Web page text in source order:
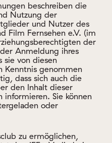
beschreiben die
und Nutzung der
und Nutzer des
Fernsehen e.V. (im
der
Anmeldung ihres
sie von diesen
Kenntnis genommen
dass sich auch die
den Inhalt dieser
Sie können
oder
zu ermöglichen,
der JFF e.V. die bei
Mitglied
Es handelt sich dabei
und Email-
Mitglieds. Hat
Mail-Adresse, kann
Der Spitzname
des Mitglieds
„Meine Seite“
werden. Sollten sich
in Bezug auf die
dem JFF e.V. über